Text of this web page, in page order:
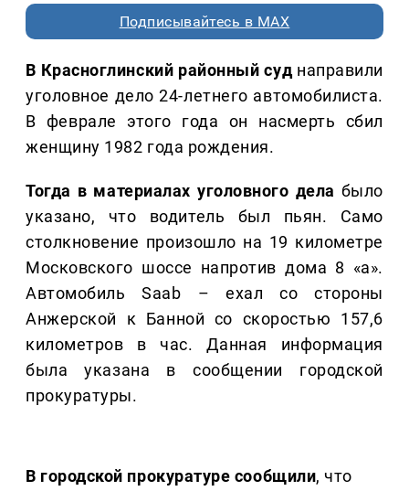
Подписывайтесь в MAX
В Красноглинский районный суд направили
уголовное дело 24-летнего автомобилиста.
В феврале этого года он насмерть сбил
женщину 1982 года рождения.
Тогда в материалах уголовного дела было
указано, что водитель был пьян. Само
столкновение произошло на 19 километре
Московского шоссе напротив дома 8 «а».
Автомобиль Saab – ехал со стороны
Анжерской к Банной со скоростью 157,6
километров в час. Данная информация
была указана в сообщении городской
прокуратуры.
В городской прокуратуре сообщили, что